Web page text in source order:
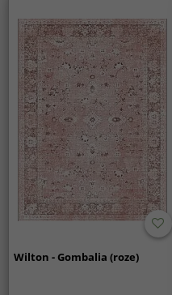
Wilton - Gombalia (roze)